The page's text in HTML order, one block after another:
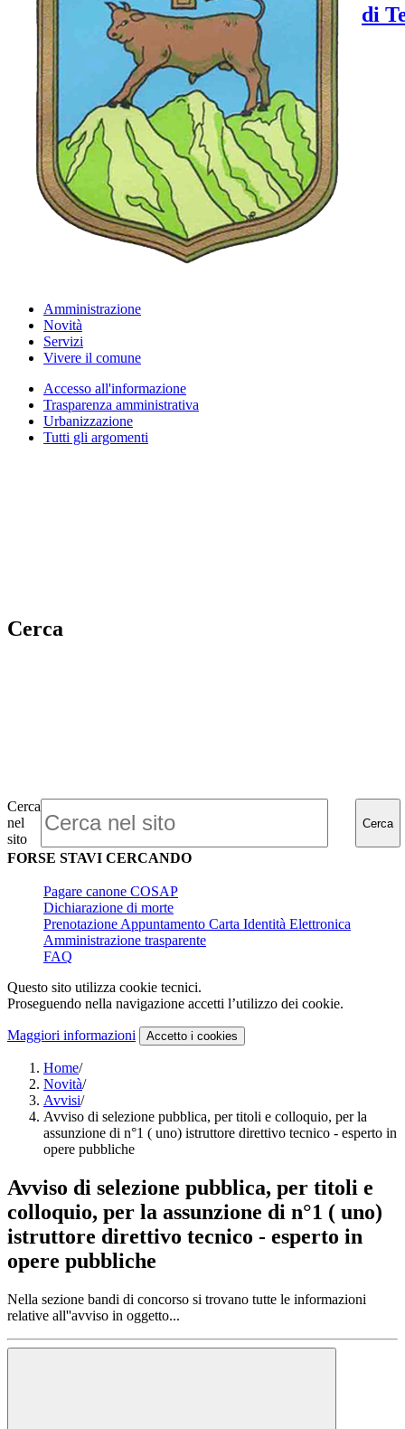
di
Amministrazione
Novità
Servizi
Vivere il comune
Accesso all'informazione
Trasparenza amministrativa
Urbanizzazione
Tutti gli argomenti
Cerca
Cerca
nel
sito
Cerca
FORSE STAVI CERCANDO
Pagare canone COSAP
Dichiarazione di morte
Prenotazione Appuntamento Carta Identità Elettronica
Amministrazione trasparente
FAQ
Questo sito utilizza cookie tecnici.
Proseguendo nella navigazione accetti l’utilizzo dei cookie.
Maggiori informazioni Accetto i cookies
Home/
Novità/
Avvisi/
Avviso di selezione pubblica, per titoli e colloquio, per la
assunzione di n°1 ( uno) istruttore direttivo tecnico - esperto in
opere pubbliche
Avviso di selezione pubblica, per titoli e
colloquio, per la assunzione di n°1 ( uno)
istruttore direttivo tecnico - esperto in
opere pubbliche
Nella sezione bandi di concorso si trovano tutte le informazioni
relative all''avviso in oggetto...